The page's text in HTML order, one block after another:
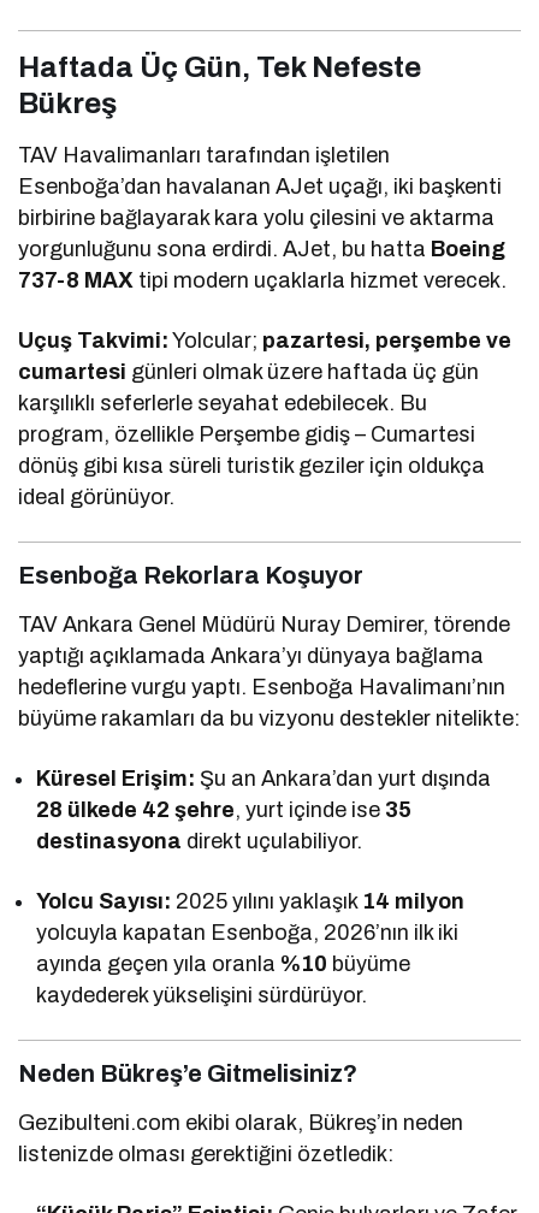
Haftada Üç Gün, Tek Nefeste
Bükreş
TAV Havalimanları tarafından işletilen
Esenboğa’dan havalanan AJet uçağı, iki başkenti
birbirine bağlayarak kara yolu çilesini ve aktarma
yorgunluğunu sona erdirdi. AJet, bu hatta Boeing
737-8 MAX tipi modern uçaklarla hizmet verecek.
Uçuş Takvimi: Yolcular; pazartesi, perşembe ve
cumartesi günleri olmak üzere haftada üç gün
karşılıklı seferlerle seyahat edebilecek. Bu
program, özellikle Perşembe gidiş – Cumartesi
dönüş gibi kısa süreli turistik geziler için oldukça
ideal görünüyor.
Esenboğa Rekorlara Koşuyor
TAV Ankara Genel Müdürü Nuray Demirer, törende
yaptığı açıklamada Ankara’yı dünyaya bağlama
hedeflerine vurgu yaptı. Esenboğa Havalimanı’nın
büyüme rakamları da bu vizyonu destekler nitelikte:
Küresel Erişim: Şu an Ankara’dan yurt dışında
28 ülkede 42 şehre, yurt içinde ise 35
destinasyona direkt uçulabiliyor.
Yolcu Sayısı: 2025 yılını yaklaşık 14 milyon
yolcuyla kapatan Esenboğa, 2026’nın ilk iki
ayında geçen yıla oranla %10 büyüme
kaydederek yükselişini sürdürüyor.
Neden Bükreş’e Gitmelisiniz?
Gezibulteni.com ekibi olarak, Bükreş’in neden
listenizde olması gerektiğini özetledik: